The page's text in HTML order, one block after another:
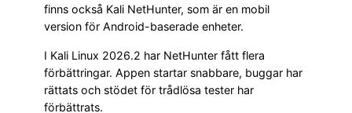
finns också Kali NetHunter, som är en mobil
version för Android-baserade enheter.
I Kali Linux 2026.2 har NetHunter fått flera
förbättringar. Appen startar snabbare, buggar har
rättats och stödet för trådlösa tester har
förbättrats.